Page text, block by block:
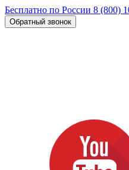
Бесплатно по России 8 (800)
Обратный звонок